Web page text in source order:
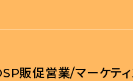
販促営業/マーケテ